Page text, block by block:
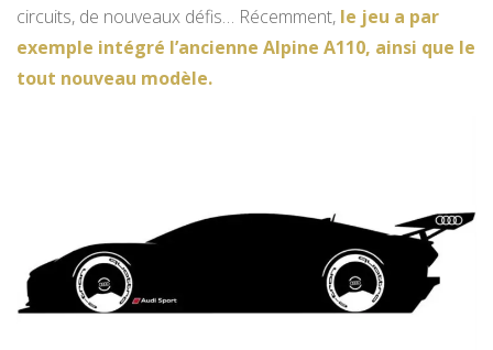
circuits, de nouveaux défis… Récemment, le jeu a par
exemple intégré l’ancienne Alpine A110, ainsi que le
tout nouveau modèle.